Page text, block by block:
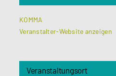
KOMMA
Veranstalter-Website anzeigen
Veranstaltungsort